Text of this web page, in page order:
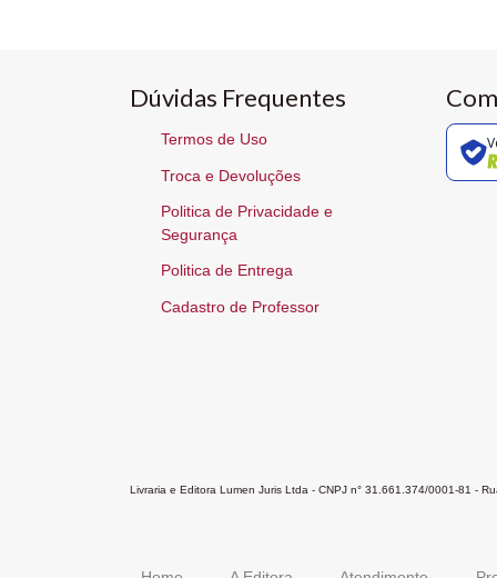
Dúvidas Frequentes
Termos de Uso
Troca e Devoluções
Politica de Privacidade e
Segurança
Politica de Entrega
Cadastro de Professor
Livraria e Editora Lumen Juris Ltda - CNPJ n° 31.661.374/0001-81 -